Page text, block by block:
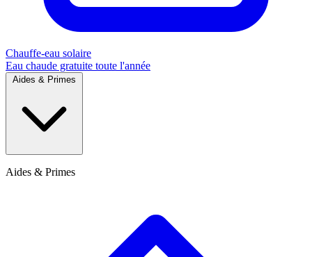
Chauffe-eau solaire
Eau chaude gratuite toute l'année
Aides & Primes